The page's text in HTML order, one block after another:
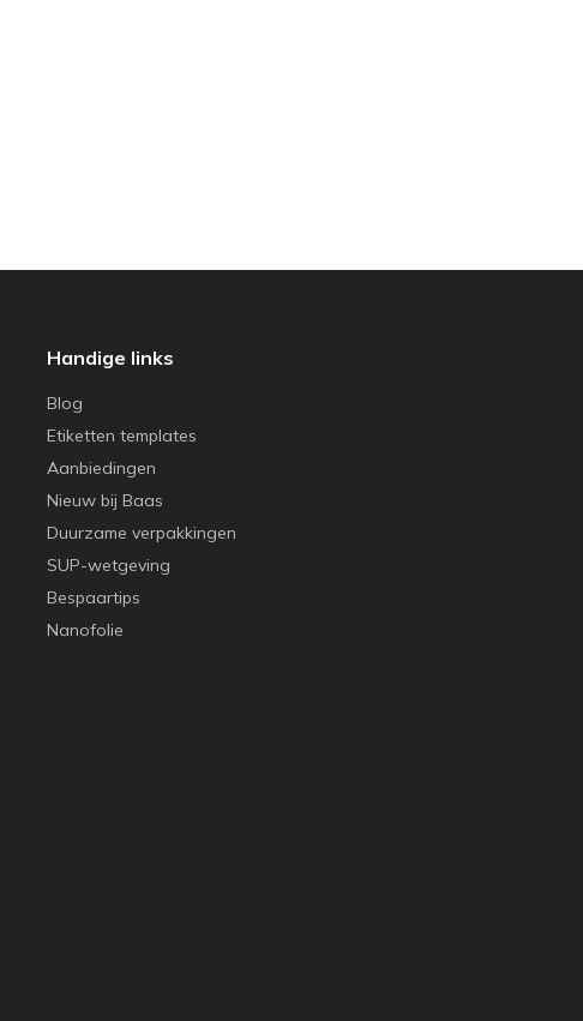
Handige links
Blog
Etiketten templates
Aanbiedingen
Nieuw bij Baas
Duurzame verpakkingen
SUP-wetgeving
Bespaartips
Nanofolie